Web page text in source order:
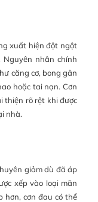
xuất hiện đột ngột
nhân chính
căng cơ, bong gân
hoặc tai nạn. Cơn
thiện rõ rệt khi được
nhà.
giảm dù đã áp
xếp vào loại mãn
cơn đau có thể